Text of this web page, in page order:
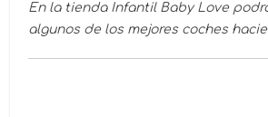
En la tienda Infantil Baby Love
algunos de los mejores coches